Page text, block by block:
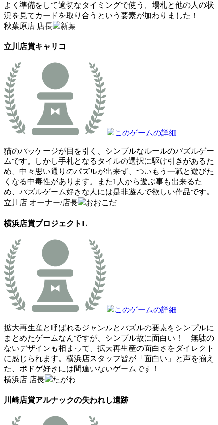
よく準備をして適切なタイミングで使う、場札と他の人の状
況を見てカードを取り合うという要素が加わりました！
秋葉原店 店長
新葉
立川店賞キャリコ
このゲームの詳細
猫のパッケージが目を引く、シンプルなルールのパズルゲー
ムです。しかし手札となるタイルの選択に駆け引きがあるた
め、中々思い通りのパズルが出来ず、ついもう一戦と遊びた
くなる中毒性があります。また1人から遊ぶ事も出来るた
め、パズルゲーム好きな人には是非遊んで欲しい作品です。
立川店 オーナー/店長
おおこだ
横浜店賞プロジェクトL
このゲームの詳細
拡大再生産と呼ばれるジャンルとパズルの要素をシンプルに
まとめたゲームなんですが、シンプル故に面白い！ 無駄の
ないデザインも相まって、拡大再生産の面白さをダイレクト
に感じられます。横浜店スタッフ皆が「面白い」と声を揃え
た、ボドゲ好きには間違いないゲームです！
横浜店 店長
たがわ
川崎店賞アルナックの失われし遺跡